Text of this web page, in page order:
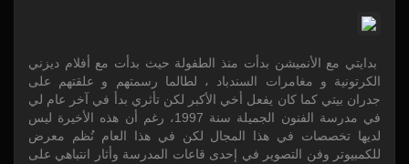
بدايتي مع الأنميشن بدأت منذ الطفولة حيث بدأت مع أفلام ديزني
الكرتونية و مغامرات السندباد ، لطالما رسمتهم و علقتهم على
جدران بيتي كما كان يفعل أخي الأكبر لكن تأثري بدأ في آخر عام لي
في مدرسة الفنون الجميلة سنة 1997، رغم أن هذه الأخيرة ليس
لديها تخصصات في هذا المجال لكن في هذا العام نُظم معرض
للكمبيوتر وفن التصوير في إحدى قاعات المدرسة وأثار انتباهي على